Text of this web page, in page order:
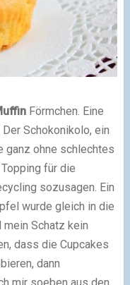
Förmchen. Eine
Schokonikolo, ein
ganz ohne schlechtes
für die
sozusagen. Ein
wurde gleich in die
Schatz kein
dass die Cupcakes
dann